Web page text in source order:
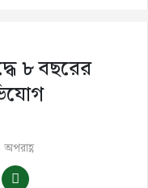
৮ বছরের